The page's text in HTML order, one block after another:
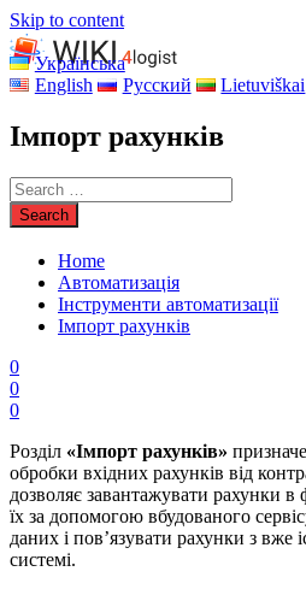
Skip to content
Українська
English
Русский Lietuviškai
Імпорт рахунків
Home
Автоматизація
Інструменти автоматизації
Імпорт рахунків
0
0
0
Розділ «Імпорт рахунків»
обробки вхідних рахунків від
дозволяє завантажувати рахунки в
їх за допомогою вбудованого
даних і пов’язувати рахунки з
системі.